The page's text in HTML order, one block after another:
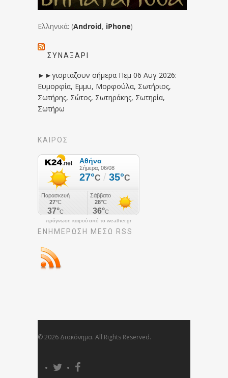
Ελληνικά: (Android, iPhone)
ΣΥΝΑΞΆΡΙ
►►γιορτάζουν σήμερα Πεμ 06 Αυγ 2026:
Ευμορφία, Εμμυ, Μορφούλα, Σωτήριος,
Σωτήρης, Σώτος, Σωτηράκης, Σωτηρία,
Σωτήρω
ΚΑΙΡΟΣ
πρόγνωση καιρού από το weather.gr
ΕΝΗΜΈΡΩΣΉ ΜΕΣΩ RSS
© 2026 Διακόνημα. All Rights Reserved.